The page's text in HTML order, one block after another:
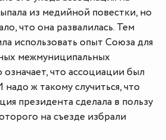
из медийной повестки, но
что она развалилась. Тем
использовать опыт Союза для
межмуниципальных
что ассоциации был
ж такому случиться, что
президента сделала в пользу
на съезде избрали